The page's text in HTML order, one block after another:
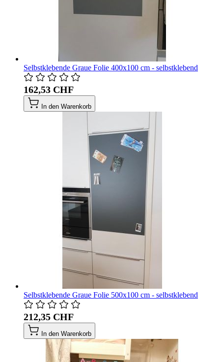
Selbstklebende Graue Folie 400x100 cm - selbstklebend
162,53 CHF
In den Warenkorb
Selbstklebende Graue Folie 500x100 cm - selbstklebend
212,35 CHF
In den Warenkorb